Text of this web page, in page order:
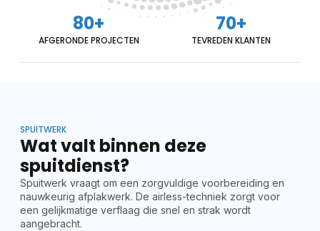
AFGERONDE PROJECTEN
80+
TEVREDEN KLANTEN
70+
SPUITWERK
Wat valt binnen deze
spuitdienst?
Spuitwerk vraagt om een zorgvuldige voorbereiding en
nauwkeurig afplakwerk. De airless-techniek zorgt voor
een gelijkmatige verflaag die snel en strak wordt
aangebracht.